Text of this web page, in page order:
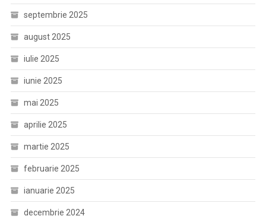
septembrie 2025
august 2025
iulie 2025
iunie 2025
mai 2025
aprilie 2025
martie 2025
februarie 2025
ianuarie 2025
decembrie 2024